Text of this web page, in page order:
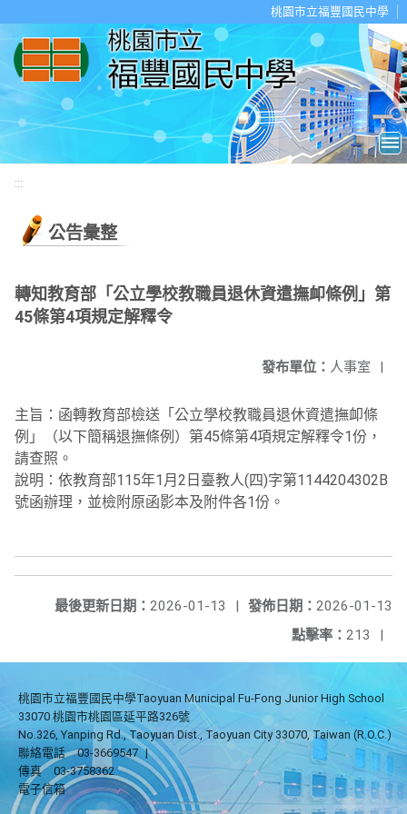
桃園市立福豐國民中學
:::
公告彙整
轉知教育部「公立學校教職員退休資遣撫卹條例」第
45條第4項規定解釋令
發布單位： 人事室 |
主旨：函轉教育部檢送「公立學校教職員退休資遣撫卹條
例」（以下簡稱退撫條例）第45條第4項規定解釋令1份，
請查照。
說明：依教育部115年1月2日臺教人(四)字第1144204302B
號函辦理，並檢附原函影本及附件各1份。
發佈日期： 2026-01-13
最後更新日期： 2026-01-13
|
點擊率： 213 |
桃園市立福豐國民中學Taoyuan Municipal Fu-Fong Junior High School
33070 桃園市桃園區延平路326號
No.326, Yanping Rd., Taoyuan Dist., Taoyuan City 33070, Taiwan (R.O.C.)
聯絡電話
03-3669547 |
傳真
03-3758362
電子信箱